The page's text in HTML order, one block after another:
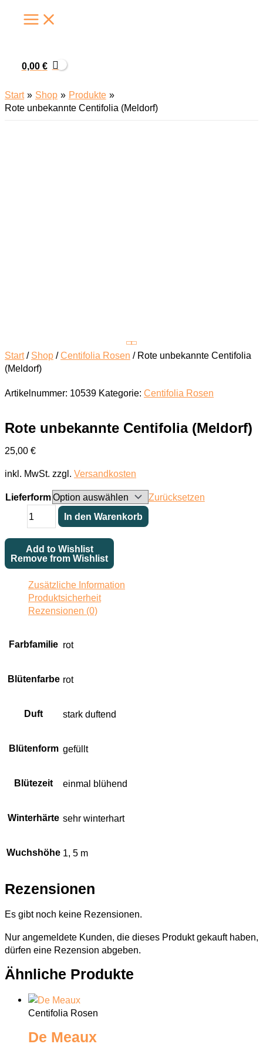
Inhalt
0,00 €
Start Shop
Produkte
Rote unbekannte Centifolia (Meldorf)
Start/ Shop /Centifolia Rosen / Rote unbekannte Centifolia
(Meldorf)
Artikelnummer: 10539 Kategorie: Centifolia Rosen
Rote unbekannte Centifolia (Meldorf)
25,00 €
inkl. MwSt. zzgl. Versandkosten
Lieferform
Zurücksetzen
unbekannte
Centifolia
(Meldorf)
Menge
In den Warenkorb
Add to Wishlist
Remove from Wishlist
Zusätzliche Information
Produktsicherheit
Rezensionen (0)
Farbfamilie rot
Blütenfarbe rot
Duft stark duftend
Blütenform gefüllt
Blütezeit einmal blühend
Winterhärte sehr winterhart
Wuchshöhe 1, 5 m
Rezensionen
Es gibt noch keine Rezensionen.
Nur angemeldete Kunden, die dieses Produkt gekauft haben,
dürfen eine Rezension abgeben.
Ähnliche Produkte
Centifolia Rosen
De Meaux